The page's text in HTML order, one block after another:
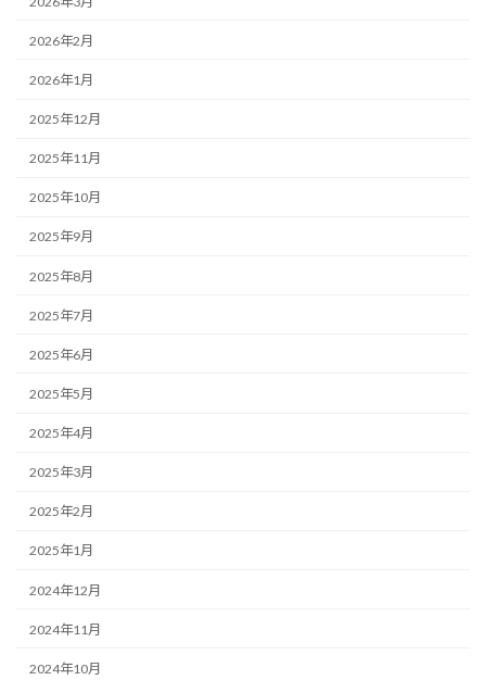
2026年2月
2026年1月
2025年12月
2025年11月
2025年10月
2025年9月
2025年8月
2025年7月
2025年6月
2025年5月
2025年4月
2025年3月
2025年2月
2025年1月
2024年12月
2024年11月
2024年10月